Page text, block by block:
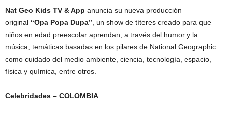
Nat Geo Kids TV & App anuncia su nueva producción
original “Opa Popa Dupa” , un show de títeres creado para que
niños en edad preescolar aprendan, a través del humor y la
música, temáticas basadas en los pilares de National Geographic
como cuidado del medio ambiente, ciencia, tecnología, espacio,
física y química, entre otros.
Celebridades – COLOMBIA